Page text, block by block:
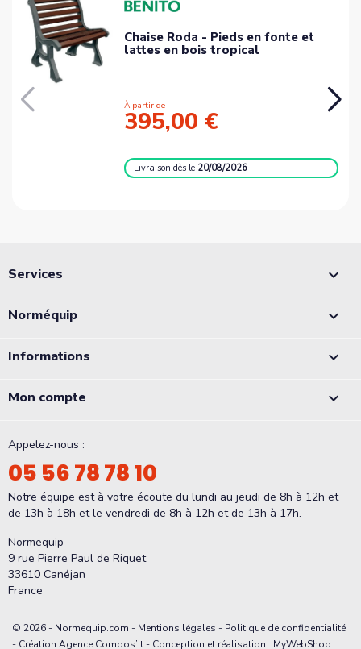
Chaise Roda - Pieds en fonte et
lattes en bois tropical
À partir de
395,00 €
Livraisondès le 20/08/2026
Services 
Norméquip 
Informations 
Mon compte 
Appelez-nous :
05 56 78 78 10
Notre équipe est à votre écoute du lundi au jeudi de 8h à 12h et
de 13h à 18h et le vendredi de 8h à 12h et de 13h à 17h.
Normequip
9 rue Pierre Paul de Riquet
33610 Canéjan
France
© 2026 - Normequip.com - Mentions légales - Politique de confidentialité
- Création Agence Compos’it - Conception et réalisation : MyWebShop